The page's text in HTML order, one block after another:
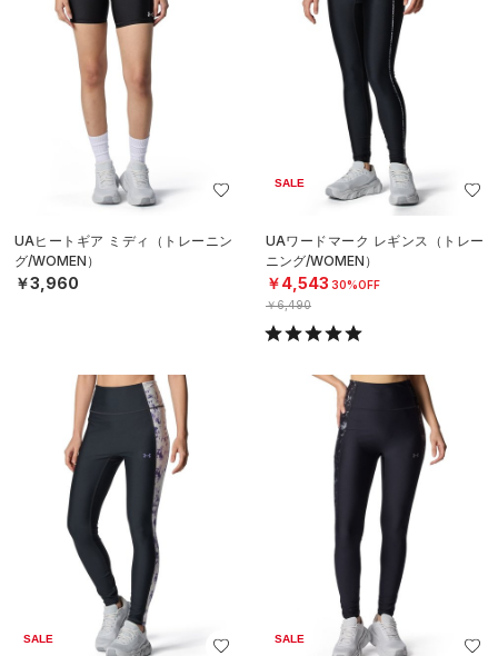
UAヒートギア ミディ（トレーニン
グ/WOMEN）
￥3,960
SALE
UAワードマーク レギンス（トレー
ニング/WOMEN）
￥4,543 30%OFF
￥6,490
SALE SALE